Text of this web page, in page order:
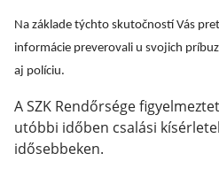
Na základe týchto skutočností Vás
informácie preverovali u svojich
aj políciu.
A SZK Rendőrsége
utóbbi időben csalási
idősebbeken.